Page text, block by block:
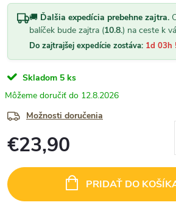
🚚 Ďalšia expedícia prebehne zajtra.
balíček bude zajtra (10.8.) na ceste k
Do zajtrajšej expedície zostáva: 1d 03h
Skladom 5 ks
12.8.2026
Možnosti doručenia
€23,90
cena:
PRIDAŤ DO